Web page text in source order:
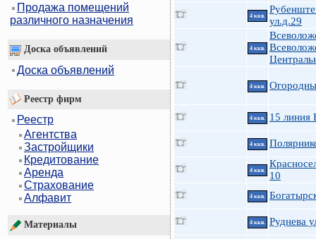
Продажа помещений
различного назначения
Доска объявлений
Доска объявлений
Реестр фирм
Реестр
Агентства
Застройщики
Кредитование
Аренда
Страхование
Алфавит
Материалы
4 ккв.
ул.д.29
4 ккв.
4 ккв.
4 ккв. 15 линия
4 ккв.
4 ккв.
10
4 ккв.
4 ккв. Руднева